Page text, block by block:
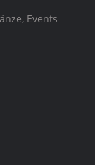
Events